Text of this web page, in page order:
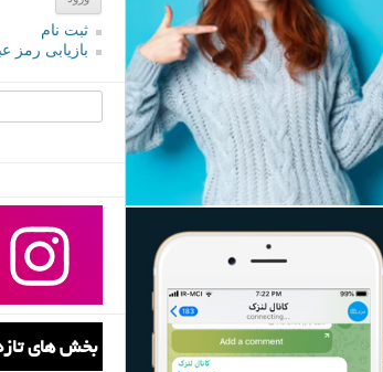
ثبت نام
بازیابی رمز
بخش های